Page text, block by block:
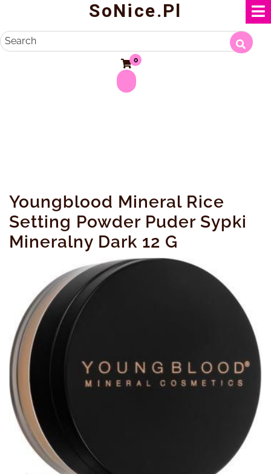
content
SoNice.pl
Search
0
Youngblood Mineral Rice
Setting Powder Puder Sypki
Mineralny Dark 12 G